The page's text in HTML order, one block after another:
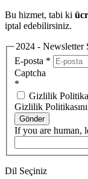
Bu hizmet, tabi ki
iptal edebilirsiniz.
2024 - Newsletter
E-posta *
Captcha
*
Gizlilik
Gizlilik
Gönder
If you are human,
Dil Seçiniz